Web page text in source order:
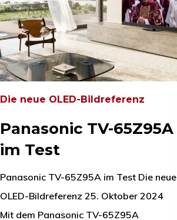
Die neue OLED-Bildreferenz
Panasonic TV-65Z95A
im Test
Panasonic TV-65Z95A im Test Die neue
OLED-Bildreferenz 25. Oktober 2024
Mit dem Panasonic TV-65Z95A